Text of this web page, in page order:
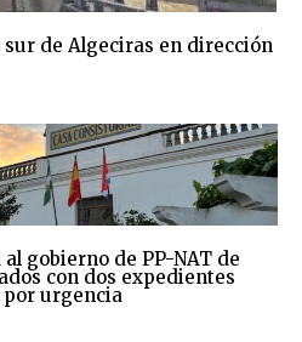
de Algeciras en dirección
gobierno de PP-NAT de
con dos expedientes
urgencia